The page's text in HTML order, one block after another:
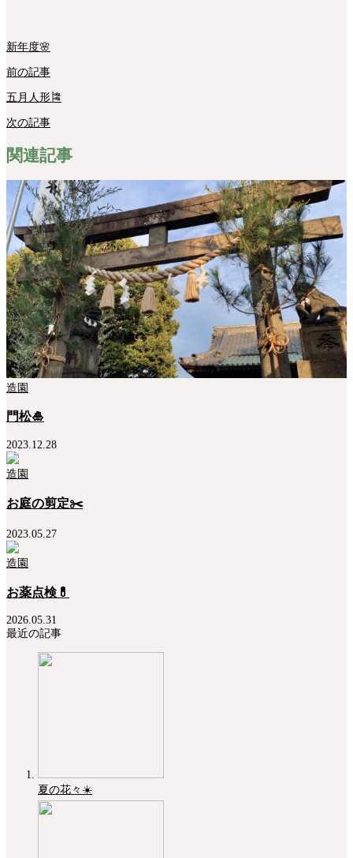
新年度🌸
前の記事
五月人形🎏
次の記事
関連記事
造園
門松🎍
2023.12.28
造園
お庭の剪定✂️
2023.05.27
造園
お薬点検💊
2026.05.31
最近の記事
夏の花々☀️